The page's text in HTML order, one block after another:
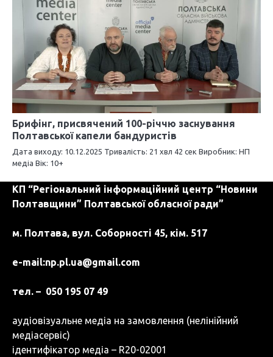
Брифінг, присвячений 100-річчю заснування
Полтавської капели бандуристів
Дата виходу: 10.12.2025 Тривалість: 21 хвл 42 сек Виробник: НП
медіа Вік: 10+
КП “Регіональний інформаційний центр “Новини
Полтавщини” Полтавської обласної ради”
м. Полтава, вул. Соборності 45, кім. 517
e-mail:np.pl.ua@gmail.com
тел. – 050 195 07 49
аудіовізуальне медіа на замовлення (нелінійний
медіасервіс)
ідентифікатор медіа – R20-02001